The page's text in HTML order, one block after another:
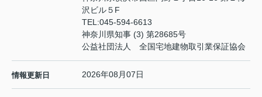
沢ビル５F
TEL:045-594-6613
神奈川県知事 (3) 第28685号
公益社団法人 全国宅地建物取引業保証協会
情報更新日 2026年08月07日